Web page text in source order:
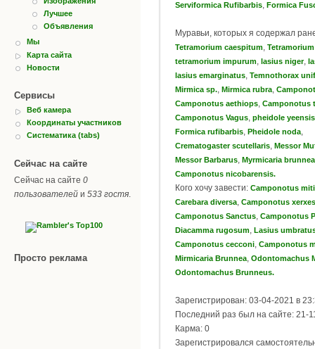
Лучшее
Объявления
Мы
Карта сайта
Новости
Сервисы
Веб камера
Координаты участников
Систематика (tabs)
Сейчас на сайте
Сейчас на сайте 0
пользователей и 533 гостя.
Просто реклама
Serviformica Rufibarbis Formica
Муравьи, которых я содержал
Tetramorium caespitum
tetramorium impurum lasius niger,
lasius emarginatus Temnothorax
Mirmica sp. Mirmica rubra
Camponotus aethiops Camponotus
Camponotus Vagus pheidole yeensis
Formica rufibarbis Pheidole noda
Crematogaster scutellaris Messor
Messor Barbarus Myrmicaria brunnea
Camponotus nicobarensis.
Кого хочу завести: Camponotus
Carebara diversa Camponotus xerxes
Camponotus Sanctus Camponotus
Diacamma rugosum Lasius
Camponotus cecconi Camponotus
Mirmicaria Brunnea Odontomachus
Odontomachus Brunneus.
Зарегистрирован: 03-04-2021 в
Последний раз был на сайте: 21-
Карма: 0
Зарегистрировался